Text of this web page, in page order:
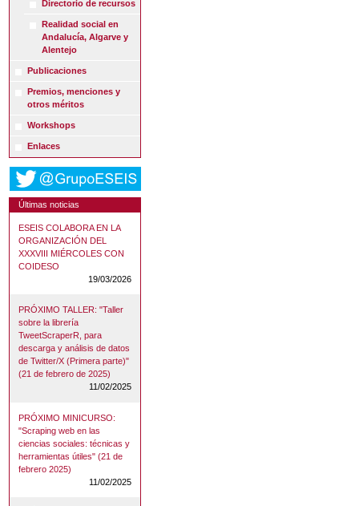
Directorio de recursos
Realidad social en
Andalucía, Algarve y
Alentejo
Publicaciones
Premios, menciones y
otros méritos
Workshops
Enlaces
Últimas noticias
ESEIS COLABORA EN LA
ORGANIZACIÓN DEL
XXXVIII MIÉRCOLES CON
COIDESO
19/03/2026
PRÓXIMO TALLER: "Taller
sobre la librería
TweetScraperR, para
descarga y análisis de datos
de Twitter/X (Primera parte)"
(21 de febrero de 2025)
11/02/2025
PRÓXIMO MINICURSO:
"Scraping web en las
ciencias sociales: técnicas y
herramientas útiles" (21 de
febrero 2025)
11/02/2025